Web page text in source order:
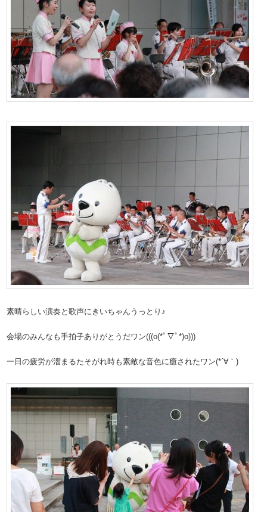
素晴らしい演奏と歌声にきいちゃんうっとり♪
会場のみんなも手拍子ありがとうだワン(((o(*ﾟ▽ﾟ*)o)))
一日の疲労が溜まるたそがれ時も素敵な音色に癒されたワン(*´∀｀)